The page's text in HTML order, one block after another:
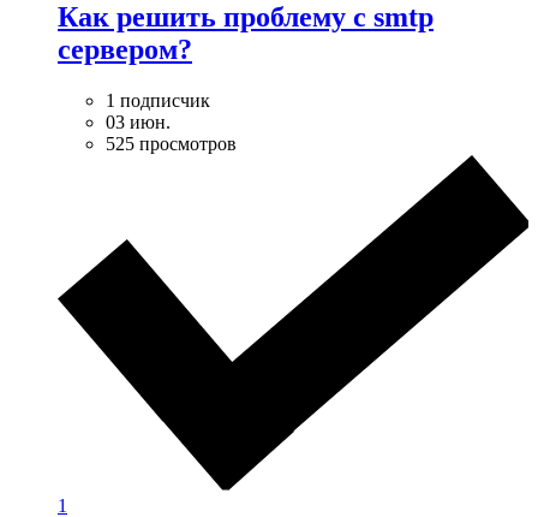
Как решить проблему с smtp
сервером?
1 подписчик
03 июн.
525 просмотров
1